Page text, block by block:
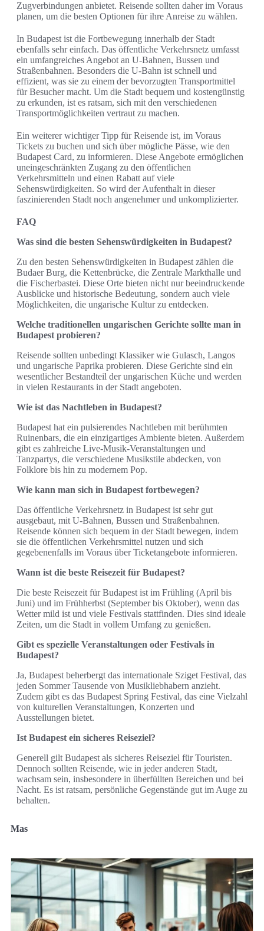
Zugverbindungen anbietet. Reisende sollten daher im Voraus
planen, um die besten Optionen für ihre Anreise zu wählen.
In Budapest ist die Fortbewegung innerhalb der Stadt
ebenfalls sehr einfach. Das öffentliche Verkehrsnetz umfasst
ein umfangreiches Angebot an U-Bahnen, Bussen und
Straßenbahnen. Besonders die U-Bahn ist schnell und
effizient, was sie zu einem der bevorzugten Transportmittel
für Besucher macht. Um die Stadt bequem und kostengünstig
zu erkunden, ist es ratsam, sich mit den verschiedenen
Transportmöglichkeiten vertraut zu machen.
Ein weiterer wichtiger Tipp für Reisende ist, im Voraus
Tickets zu buchen und sich über mögliche Pässe, wie den
Budapest Card, zu informieren. Diese Angebote ermöglichen
uneingeschränkten Zugang zu den öffentlichen
Verkehrsmitteln und einen Rabatt auf viele
Sehenswürdigkeiten. So wird der Aufenthalt in dieser
faszinierenden Stadt noch angenehmer und unkomplizierter.
FAQ
Was sind die besten Sehenswürdigkeiten in Budapest?
Zu den besten Sehenswürdigkeiten in Budapest zählen die
Budaer Burg, die Kettenbrücke, die Zentrale Markthalle und
die Fischerbastei. Diese Orte bieten nicht nur beeindruckende
Ausblicke und historische Bedeutung, sondern auch viele
Möglichkeiten, die ungarische Kultur zu entdecken.
Welche traditionellen ungarischen Gerichte sollte man in
Budapest probieren?
Reisende sollten unbedingt Klassiker wie Gulasch, Langos
und ungarische Paprika probieren. Diese Gerichte sind ein
wesentlicher Bestandteil der ungarischen Küche und werden
in vielen Restaurants in der Stadt angeboten.
Wie ist das Nachtleben in Budapest?
Budapest hat ein pulsierendes Nachtleben mit berühmten
Ruinenbars, die ein einzigartiges Ambiente bieten. Außerdem
gibt es zahlreiche Live-Musik-Veranstaltungen und
Tanzpartys, die verschiedene Musikstile abdecken, von
Folklore bis hin zu modernem Pop.
Wie kann man sich in Budapest fortbewegen?
Das öffentliche Verkehrsnetz in Budapest ist sehr gut
ausgebaut, mit U-Bahnen, Bussen und Straßenbahnen.
Reisende können sich bequem in der Stadt bewegen, indem
sie die öffentlichen Verkehrsmittel nutzen und sich
gegebenenfalls im Voraus über Ticketangebote informieren.
Wann ist die beste Reisezeit für Budapest?
Die beste Reisezeit für Budapest ist im Frühling (April bis
Juni) und im Frühherbst (September bis Oktober), wenn das
Wetter mild ist und viele Festivals stattfinden. Dies sind ideale
Zeiten, um die Stadt in vollem Umfang zu genießen.
Gibt es spezielle Veranstaltungen oder Festivals in
Budapest?
Ja, Budapest beherbergt das internationale Sziget Festival, das
jeden Sommer Tausende von Musikliebhabern anzieht.
Zudem gibt es das Budapest Spring Festival, das eine Vielzahl
von kulturellen Veranstaltungen, Konzerten und
Ausstellungen bietet.
Ist Budapest ein sicheres Reiseziel?
Generell gilt Budapest als sicheres Reiseziel für Touristen.
Dennoch sollten Reisende, wie in jeder anderen Stadt,
wachsam sein, insbesondere in überfüllten Bereichen und bei
Nacht. Es ist ratsam, persönliche Gegenstände gut im Auge zu
behalten.
Mas